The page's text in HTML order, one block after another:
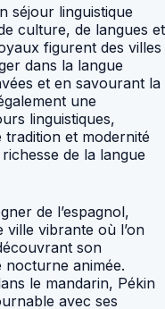
séjour linguistique
culture, de langues et
figurent des villes
dans la langue
et en savourant la
une
linguistiques,
et modernité
de la langue
de l’espagnol,
vibrante où l’on
son
animée.
le mandarin, Pékin
avec ses